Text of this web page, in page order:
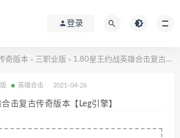
登录
奇版本 > 三职业版 > 1.80星王约战英雄合击复古传奇版本【Leg引擎】
英雄合击 2021-04-26
击复古传奇版本【Leg引擎】